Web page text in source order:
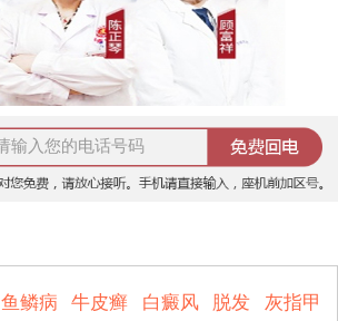
鱼鳞病 牛皮癣 白癜风 脱发 灰指甲